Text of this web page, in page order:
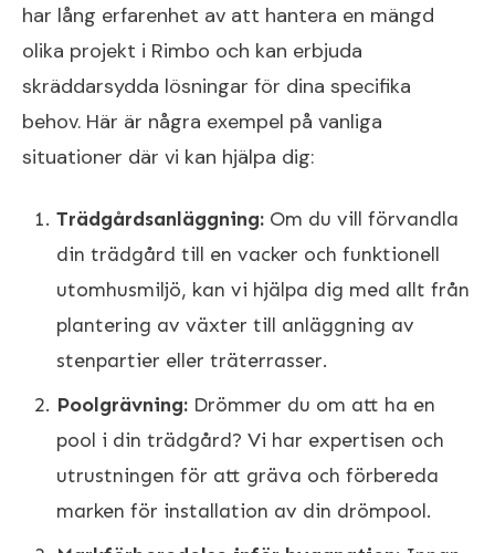
har lång erfarenhet av att hantera en mängd
olika projekt i Rimbo och kan erbjuda
skräddarsydda lösningar för dina specifika
behov. Här är några exempel på vanliga
situationer där vi kan hjälpa dig:
Trädgårdsanläggning: Om du vill förvandla
din trädgård till en vacker och funktionell
utomhusmiljö, kan vi hjälpa dig med allt från
plantering av växter till anläggning av
stenpartier eller träterrasser.
Poolgrävning: Drömmer du om att ha en
pool i din trädgård? Vi har expertisen och
utrustningen för att gräva och förbereda
marken för installation av din drömpool.